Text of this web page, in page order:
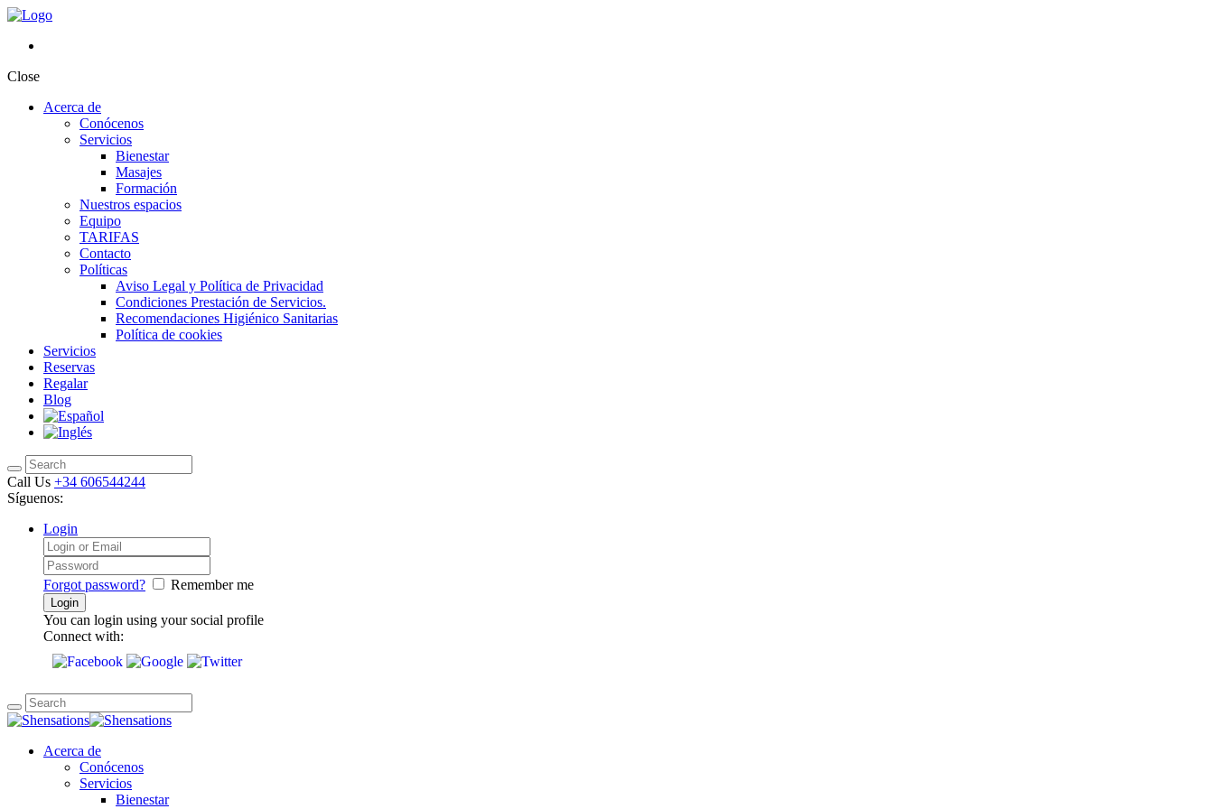
Close
Acerca de
Conócenos
Servicios
Bienestar
Masajes
Formación
Nuestros espacios
Equipo
TARIFAS
Contacto
Políticas
Aviso Legal y Política de Privacidad
Condiciones Prestación de Servicios.
Recomendaciones Higiénico Sanitarias
Política de cookies
Servicios
Reservas
Regalar
Blog
Call Us +34 606544244
Síguenos:
Login
Forgot password? Remember me
You can login using your social profile
Connect with:
Acerca de
Conócenos
Servicios
Bienestar